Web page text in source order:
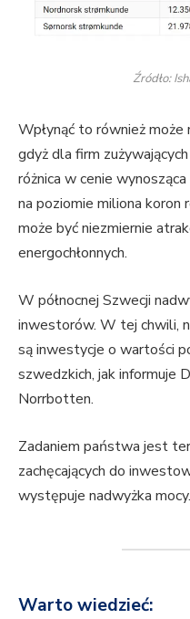
Źródło:
Wpłynąć to również może
gdyż dla firm
różnica w cenie
na poziomie miliona koron
może być niezmiernie
energochłonnych.
W północnej Szwecji
inwestorów. W tej chwili,
są inwestycje o wartości
szwedzkich, jak informuje
Norrbotten.
Zadaniem państwa jest
zachęcających do
występuje nadwyżka mocy.
Warto wiedzieć: